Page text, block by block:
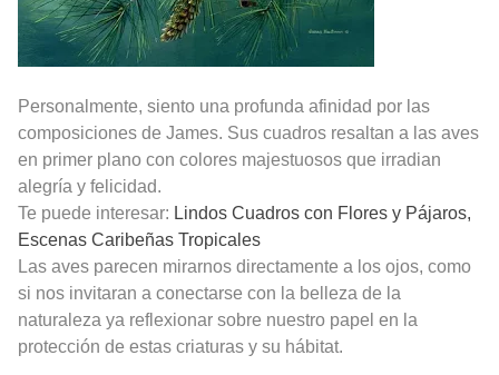
Personalmente, siento una profunda afinidad por las
composiciones de James. Sus cuadros resaltan a las aves
en primer plano con colores majestuosos que irradian
alegría y felicidad.
Te puede interesar: Lindos Cuadros con Flores y Pájaros,
Escenas Caribeñas Tropicales
Las aves parecen mirarnos directamente a los ojos, como
si nos invitaran a conectarse con la belleza de la
naturaleza ya reflexionar sobre nuestro papel en la
protección de estas criaturas y su hábitat.